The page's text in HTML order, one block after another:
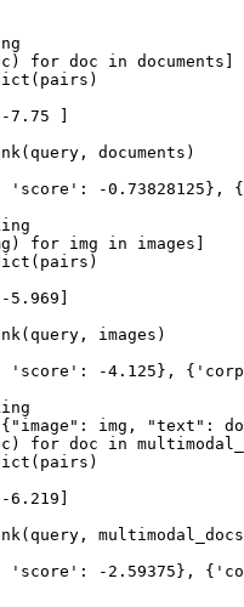
for doc in documents]
]
documents)
-
for img in images]
images)
-4.125},
img, "text":
for doc in
-2.59375},